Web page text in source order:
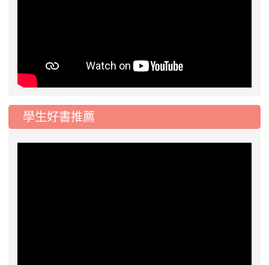
學生好書推薦